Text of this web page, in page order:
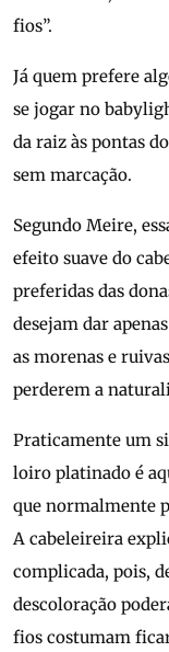
fios”.
Já quem prefere
se jogar no
da raiz às pontas
sem marcação.
Segundo Meire,
efeito suave do
preferidas das
desejam dar
as morenas e
perderem a
Praticamente um
loiro platinado é
que normalmente
A cabeleireira
complicada, pois,
descoloração
fios costumam